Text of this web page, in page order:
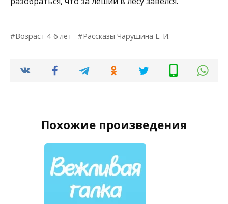
Возраст 4-6 лет Рассказы Чарушина Е. И.
Похожие произведения